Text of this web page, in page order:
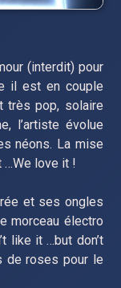
(interdit) pour
il est en couple
très pop, solaire
l’artiste évolue
néons. La mise
…We love it !
et ses ongles
morceau électro
like it …but don’t
de roses pour le